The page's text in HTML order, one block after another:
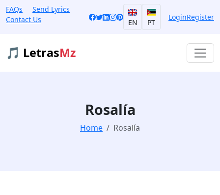
FAQs
Send Lyrics
Contact Us
EN PT
LoginRegister
🎵 LetrasMz
Rosalía
Home Rosalía